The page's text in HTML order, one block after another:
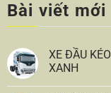
Bài viết mới
XE ĐẦU
XANH